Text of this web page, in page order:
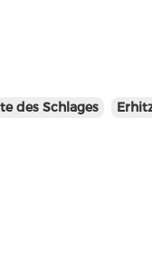
des Schlages